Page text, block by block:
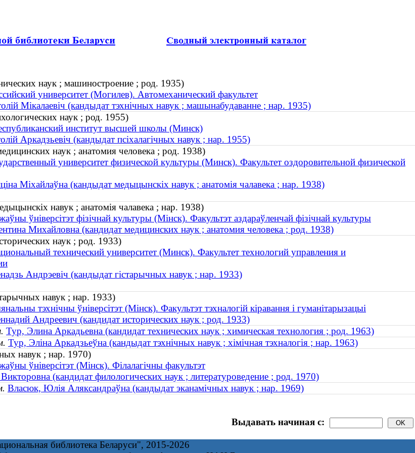
наук ; машиностроение ; род. 1935)
университет (Могилев). Автомеханический факультет
Мікалаевіч (кандыдат тэхнічных навук ; машынабудаванне ; нар. 1935)
наук ; род. 1955)
институт высшей школы (Минск)
Аркадзьевiч (кандыдат псіхалагічных навук ; нар. 1955)
наук ; анатомия человека ; род. 1938)
университет физической культуры (Минск). Факультет оздоровительной физической
Міхайлаўна (кандыдат медыцынскіх навук ; анатомія чалавека ; нар. 1938)
навук ; анатомія чалавека ; нар. 1938)
ўніверсітэт фізічнай культуры (Мінск). Факультэт аздараўленчай фізічнай культуры
Михайловна (кандидат медицинских наук ; анатомия человека ; род. 1938)
наук ; род. 1933)
технический университет (Минск). Факультет технологий управления и
Андрэевіч (кандыдат гістарычных навук ; нар. 1933)
навук ; нар. 1933)
тэхнічны ўніверсітэт (Мінск). Факультэт тэхналогій кіравання і гуманітарызацыі
Андреевич (кандидат исторических наук ; род. 1933)
Тур, Элина Аркадьевна (кандидат технических наук ; химическая технология ; род. 1963)
Тур, Эліна Аркадзьеўна (кандыдат тэхнічных навук ; хімічная тэхналогія ; нар. 1963)
навук ; нар. 1970)
ўніверсітэт (Мінск). Філалагічны факультэт
(кандидат филологических наук ; литературоведение ; род. 1970)
Власюк, Юлія Аляксандраўна (кандыдат эканамічных навук ; нар. 1969)
Выдавать начиная с:
библиотека Беларуси", 2015-2026